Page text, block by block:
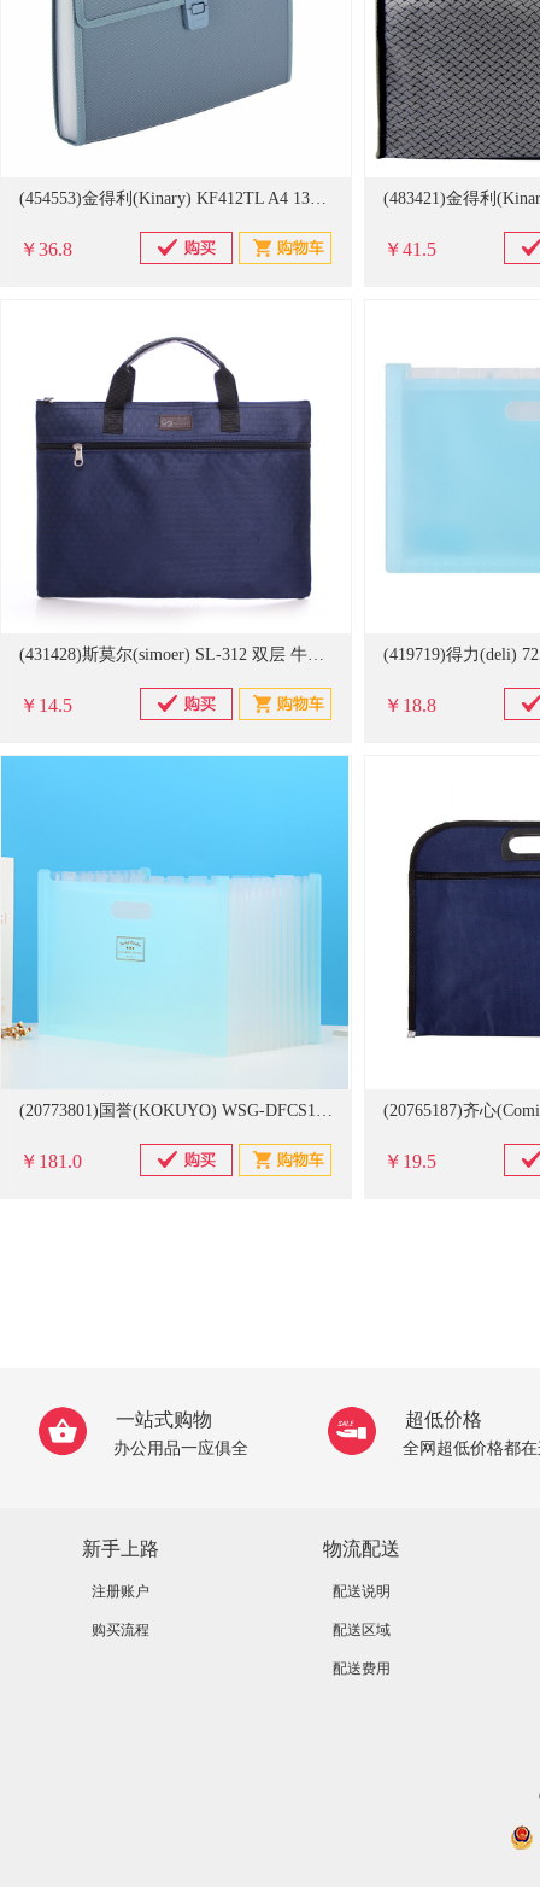
(454553)金得利(Kinary) KF412TL A4 13格 针织纹手提风琴包 蓝色(单位：个)
￥36.8 ￥41.5
(431428)斯莫尔(simoer) SL-312 双层 牛津布 公文袋 蓝色(单位：个)
￥14.5 ￥18.8
(20773801)国誉(KOKUYO) WSG-DFCS130B A4 风琴包(单位：个)
￥181.0 ￥19.5
一站式购物
办公用品一应俱全
超低价格
全网超低价格都
新手上路
注册账户
购买流程
物流配送
配送说明
配送区域
配送费用